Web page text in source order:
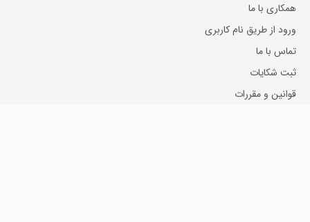
همکاری با ما
ورود از طریق نام کاربری
تماس با ما
ثبت شکایات
قوانین و مقررات